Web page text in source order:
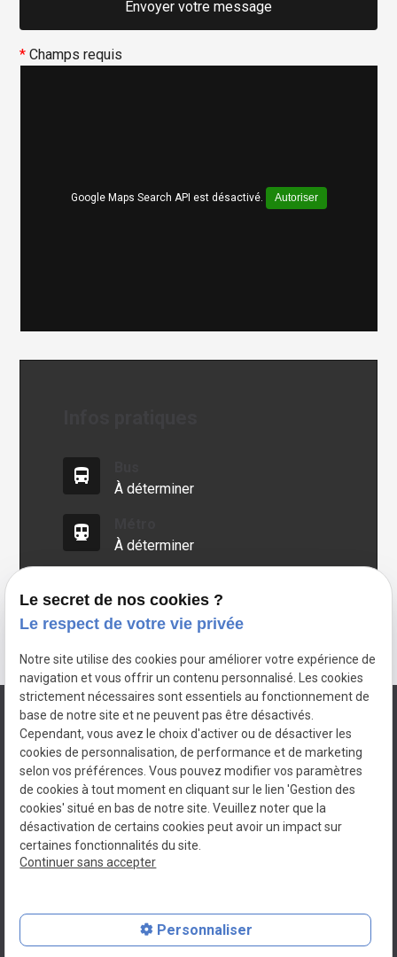
* Champs requis
Google Maps Search API est désactivé. Autoriser
directions_bus
À déterminer
directions_subway
À déterminer
local_parking
À déterminer
Avisse & Fils
Terrassement àAVESNE EN VAL
N° de Siret : 87826964600013
Mentions légales
Politique de confidentialité
Le secret de nos cookies ?
Le respect de votre vie privée
Notre site utilise des cookies pour améliorer votre expérience de
navigation et vous offrir un contenu personnalisé. Les cookies
strictement nécessaires sont essentiels au fonctionnement de
base de notre site et ne peuvent pas être désactivés.
Cependant, vous avez le choix d'activer ou de désactiver les
cookies de personnalisation, de performance et de marketing
selon vos préférences. Vous pouvez modifier vos paramètres
de cookies à tout moment en cliquant sur le lien 'Gestion des
cookies' situé en bas de notre site. Veuillez noter que la
désactivation de certains cookies peut avoir un impact sur
certaines fonctionnalités du site.
Continuer sans accepter
Personnaliser